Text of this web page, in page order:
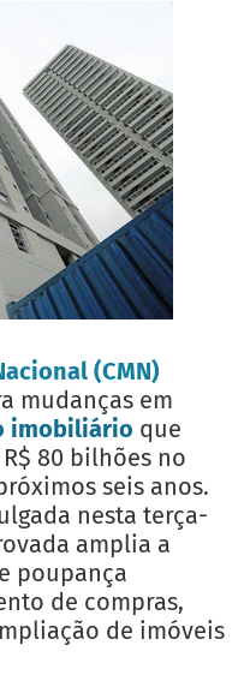
(CMN)
mudanças em
imobiliário que
80 bilhões no
seis anos.
nesta terça-
amplia a
poupança
de compras,
de imóveis